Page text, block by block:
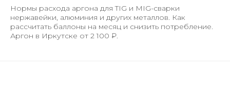
Нормы расхода аргона для TIG и MIG-сварки
нержавейки, алюминия и других металлов. Как
рассчитать баллоны на месяц и снизить потребление.
Аргон в Иркутске от 2 100 ₽.